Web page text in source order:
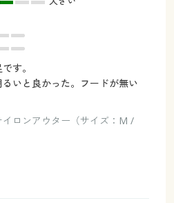
す。
いと良かった。フードが無い
イロンアウター（サイズ：M /